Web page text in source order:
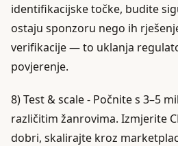
identifikacijske točke, budite
ostaju sponzoru nego ih
verifikacije — to uklanja
povjerenje.
8) Test & scale - Počnite s 3–5
različitim žanrovima. Izmjerite
dobri, skalirajte kroz